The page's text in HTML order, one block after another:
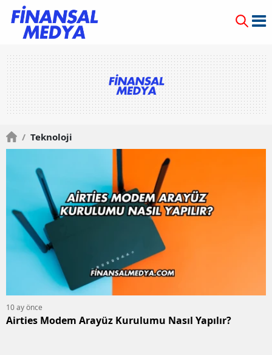
/ Teknoloji
10 ay önce
Airties Modem Arayüz Kurulumu Nasıl Yapılır?